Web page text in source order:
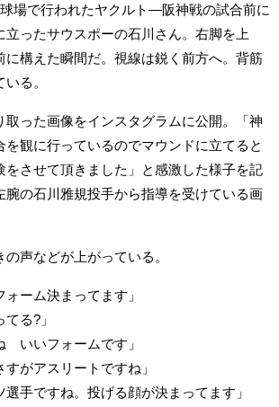
場で行われたヤクルト―阪神戦の試合前に
立ったサウスポーの石川さん。右脚を上
に構えた瞬間だ。視線は鋭く前方へ。背筋
る。
った画像をインスタグラムに公開。「神
を観に行っているのでマウンドに立てると
させて頂きました」と感激した様子を記
腕の石川雅規投手から指導を受けている画
声などが上がっている。
ォーム決まってます」
る?」
いいフォームです」
がアスリートですね」
選手ですね。投げる顔が決まってます」